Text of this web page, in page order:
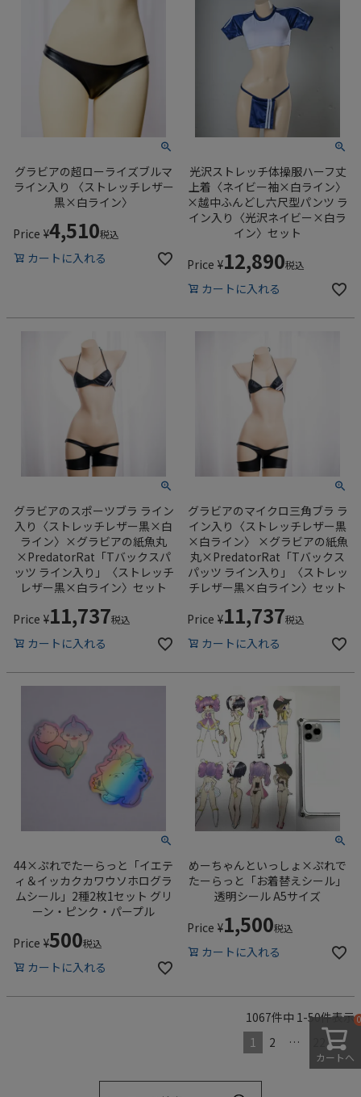
グラビアの超ローライズブルマ
ライン入り 〈ストレッチレザー
黒×白ライン〉
Price ¥4,510税込
カートに入れる
光沢ストレッチ体操服ハーフ丈
上着〈ネイビー袖×白ライン〉
×越中ふんどし六尺型パンツ ラ
イン入り〈光沢ネイビー×白ラ
イン〉セット
Price ¥12,890税込
カートに入れる
グラビアのスポーツブラ ライン
入り〈ストレッチレザー黒×白
ライン〉×グラビアの紙魚丸
×PredatorRat「Tバックスパ
ッツ ライン入り」〈ストレッチ
レザー黒×白ライン〉セット
Price ¥11,737税込
カートに入れる
グラビアのマイクロ三角ブラ ラ
イン入り〈ストレッチレザー黒
×白ライン〉 ×グラビアの紙魚
丸×PredatorRat「Tバックス
パッツ ライン入り」〈ストレッ
チレザー黒×白ライン〉セット
Price ¥11,737税込
カートに入れる
44×ぷれでたーらっと「イエテ
ィ＆イッカクカワウソホログラ
ムシール」2種2枚1セット グリ
ーン・ピンク・パープル
Price ¥500税込
カートに入れる
めーちゃんといっしょ×ぷれで
たーらっと「お着替えシール」
透明シール A5サイズ
Price ¥1,500税込
カートに入れる
1067件中 1 -50件表示
1
2 …
カートへ
0